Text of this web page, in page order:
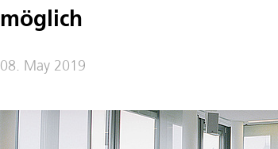
möglich
08. May 2019